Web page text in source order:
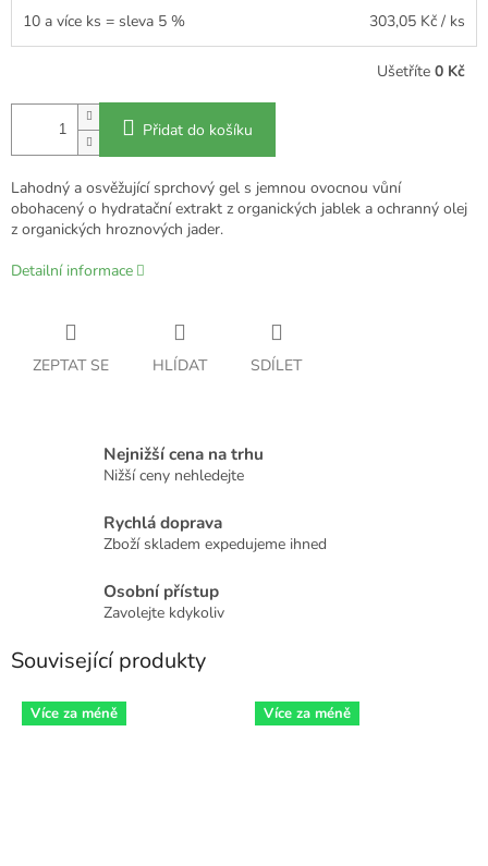
10 a více ks = sleva 5 % 303,05 Kč / ks
Ušetříte 0 Kč
Přidat do košíku
Lahodný a osvěžující sprchový gel s jemnou ovocnou vůní
obohacený o hydratační extrakt z organických jablek a ochranný olej
z organických hroznových jader.
Detailní informace
ZEPTAT SE HLÍDAT SDÍLET
Nejnižší cena na trhu
Nižší ceny nehledejte
Rychlá doprava
Zboží skladem expedujeme ihned
Osobní přístup
Zavolejte kdykoliv
Související produkty
Více za méně Více za méně